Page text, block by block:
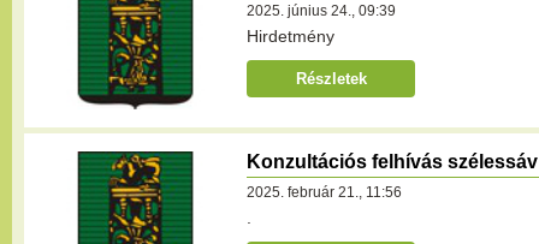
2025. június 24., 09:39
Hirdetmény
Részletek
Konzultációs felhívás
2025. február 21., 11:56